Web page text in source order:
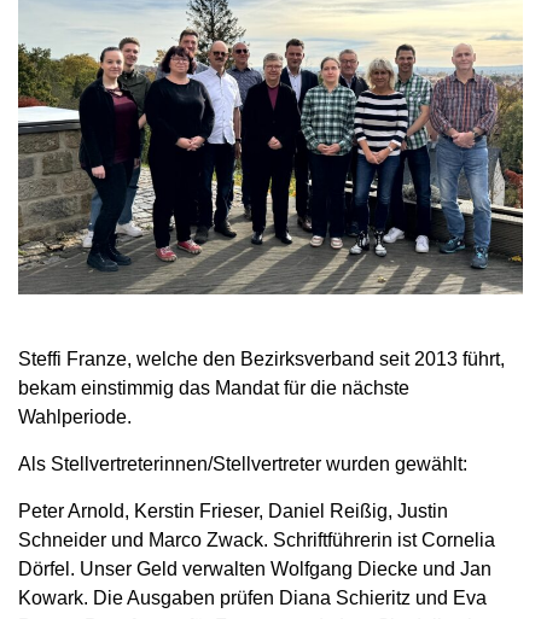
Steffi Franze, welche den Bezirksverband seit 2013 führt,
bekam einstimmig das Mandat für die nächste
Wahlperiode.
Als Stellvertreterinnen/Stellvertreter wurden gewählt:
Peter Arnold, Kerstin Frieser, Daniel Reißig, Justin
Schneider und Marco Zwack. Schriftführerin ist Cornelia
Dörfel. Unser Geld verwalten Wolfgang Diecke und Jan
Kowark. Die Ausgaben prüfen Diana Schieritz und Eva